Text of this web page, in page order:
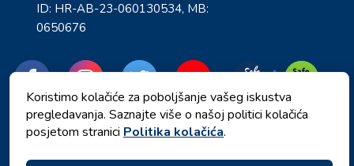
ID: HR-AB-23-060130534, MB:
0650676
Koristimo kolačiće za poboljšanje vašeg iskustva
pregledavanja. Saznajte više o našoj politici kolačića
posjetom stranici Politika kolačića.